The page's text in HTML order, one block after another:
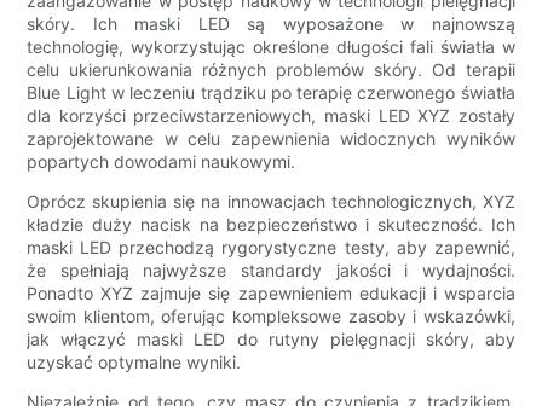
skóry. Ich maski LED są wyposażone w najnowszą
technologię, wykorzystując określone długości fali światła w
celu ukierunkowania różnych problemów skóry. Od terapii
Blue Light w leczeniu trądziku po terapię czerwonego światła
dla korzyści przeciwstarzeniowych, maski LED XYZ zostały
zaprojektowane w celu zapewnienia widocznych wyników
popartych dowodami naukowymi.
Oprócz skupienia się na innowacjach technologicznych, XYZ
kładzie duży nacisk na bezpieczeństwo i skuteczność. Ich
maski LED przechodzą rygorystyczne testy, aby zapewnić,
że spełniają najwyższe standardy jakości i wydajności.
Ponadto XYZ zajmuje się zapewnieniem edukacji i wsparcia
swoim klientom, oferując kompleksowe zasoby i wskazówki,
jak włączyć maski LED do rutyny pielęgnacji skóry, aby
uzyskać optymalne wyniki.